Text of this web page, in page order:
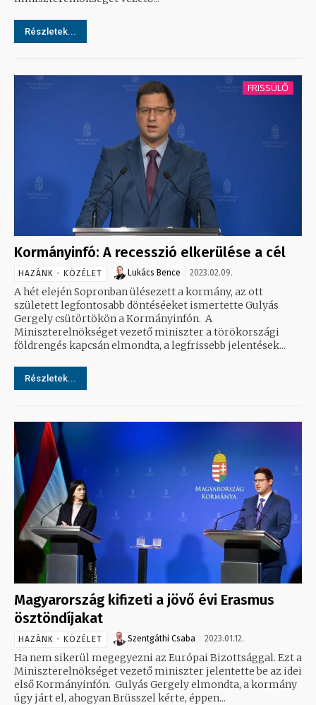
Részletek...
FRISSÜLŐ
Kormányinfó: A recesszió elkerülése a cél
HAZÁNK - KÖZÉLET Lukács Bence 2023.02.09.
A hét elején Sopronban ülésezett a kormány, az ott
született legfontosabb döntéséeket ismertette Gulyás
Gergely csütörtökön a Kormányinfón. A
Miniszterelnökséget vezető miniszter a törökországi
földrengés kapcsán elmondta, a legfrissebb jelentések...
Részletek...
Magyarország kifizeti a jövő évi Erasmus
ösztöndíjakat
HAZÁNK - KÖZÉLET Szentgáthi Csaba 2023.01.12.
Ha nem sikerül megegyezni az Európai Bizottsággal. Ezt a
Miniszterelnökséget vezető miniszter jelentette be az idei
első Kormányinfón. Gulyás Gergely elmondta, a kormány
úgy járt el, ahogyan Brüsszel kérte, éppen...